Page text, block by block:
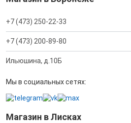
+7 (473) 250-22-33
+7 (473) 200-89-80
Ильюшина, д.10Б
Мы в социальных сетях:
Магазин в Лисках